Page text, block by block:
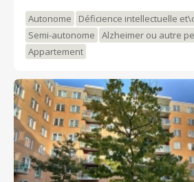
repas à la carte.
Autonome
Déficience intellectuelle
Semi-autonome
Alzheimer ou autre
Appartement